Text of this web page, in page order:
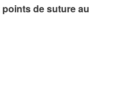
de suture au